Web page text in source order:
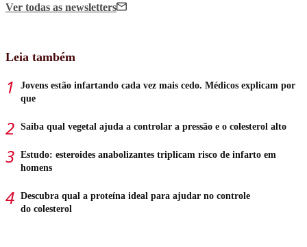
Ver todas as newsletters
Leia também
Jovens estão infartando cada vez mais cedo. Médicos explicam por
que
Saiba qual vegetal ajuda a controlar a pressão e o colesterol alto
Estudo: esteroides anabolizantes triplicam risco de infarto em
homens
Descubra qual a proteína ideal para ajudar no controle
do colesterol